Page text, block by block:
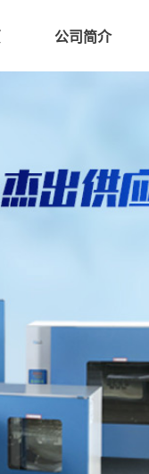
公司简介